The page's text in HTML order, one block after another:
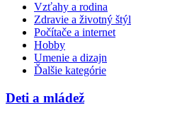
Vzťahy a rodina
Zdravie a životný štýl
Počítače a internet
Hobby
Umenie a dizajn
Ďalšie kategórie
Deti a mládež